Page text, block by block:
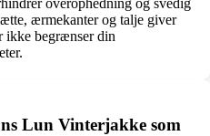
ærmekanter og talje giver
ikke begrænser din
Lun Vinterjakke som